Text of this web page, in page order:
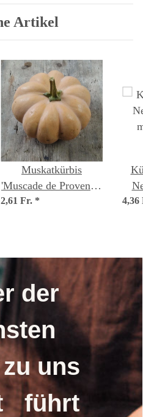
Artikel
Muskatkürbis
'Muscade de Provence'
(Cucurbita moschata)
2,61 Fr. *
der
uns
führt